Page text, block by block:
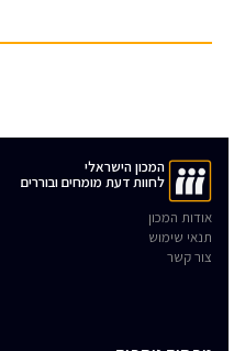
המכון הישראלי
לחוות דעת מומחים ובוררים
אודות המכון
תנאי שימוש
צור קשר